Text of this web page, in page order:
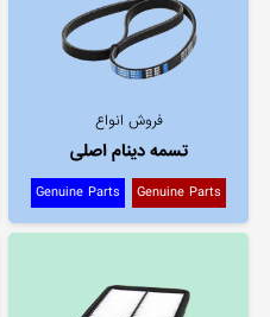
فروش انواع
تسمه دینام اصلی
Genuine Parts
Genuine Parts